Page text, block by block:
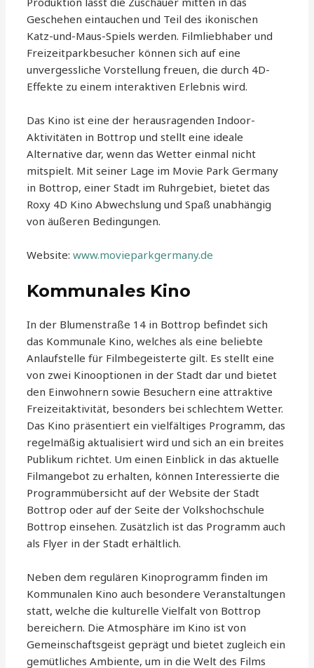
Geschehen eintauchen und Teil des ikonischen
Katz-und-Maus-Spiels werden. Filmliebhaber und
Freizeitparkbesucher können sich auf eine
unvergessliche Vorstellung freuen, die durch 4D-
Effekte zu einem interaktiven Erlebnis wird.
Das Kino ist eine der herausragenden Indoor-
Aktivitäten in Bottrop und stellt eine ideale
Alternative dar, wenn das Wetter einmal nicht
mitspielt. Mit seiner Lage im Movie Park Germany
in Bottrop, einer Stadt im Ruhrgebiet, bietet das
Roxy 4D Kino Abwechslung und Spaß unabhängig
von äußeren Bedingungen.
Website:www.movieparkgermany.de
Kommunales Kino
In der Blumenstraße 14 in Bottrop befindet sich
das Kommunale Kino, welches als eine beliebte
Anlaufstelle für Filmbegeisterte gilt. Es stellt eine
von zwei Kinooptionen in der Stadt dar und bietet
den Einwohnern sowie Besuchern eine attraktive
Freizeitaktivität, besonders bei schlechtem Wetter.
Das Kino präsentiert ein vielfältiges Programm, das
regelmäßig aktualisiert wird und sich an ein breites
Publikum richtet. Um einen Einblick in das aktuelle
Filmangebot zu erhalten, können Interessierte die
Programmübersicht auf der Website der Stadt
Bottrop oder auf der Seite der Volkshochschule
Bottrop einsehen. Zusätzlich ist das Programm auch
als Flyer in der Stadt erhältlich.
Neben dem regulären Kinoprogramm finden im
Kommunalen Kino auch besondere Veranstaltungen
statt, welche die kulturelle Vielfalt von Bottrop
bereichern. Die Atmosphäre im Kino ist von
Gemeinschaftsgeist geprägt und bietet zugleich ein
gemütliches Ambiente, um in die Welt des Films